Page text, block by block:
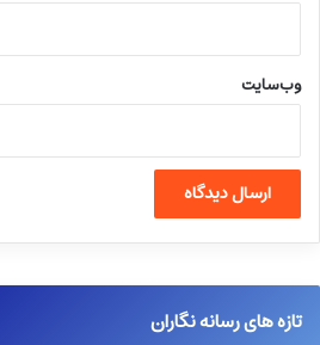
وب‌سایت
تازه های رسانه نگاران